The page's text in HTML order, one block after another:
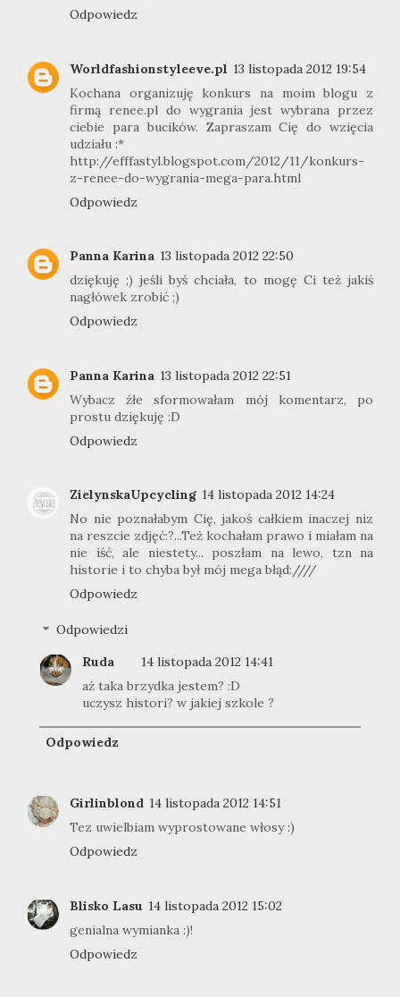
Odpowiedz
Worldfashionstyleeve.pl 13 listopada 2012 19:54
Kochana organizuję konkurs na moim blogu z
firmą renee.pl do wygrania jest wybrana przez
ciebie para bucików. Zapraszam Cię do wzięcia
udziału :*
http://efffastyl.blogspot.com/2012/11/konkurs-
z-renee-do-wygrania-mega-para.html
Odpowiedz
Panna Karina 13 listopada 2012 22:50
dziękuję ;) jeśli byś chciała, to mogę Ci też jakiś
nagłówek zrobić ;)
Odpowiedz
Panna Karina 13 listopada 2012 22:51
Wybacz źłe sformowałam mój komentarz, po
prostu dziękuję :D
Odpowiedz
ZielynskaUpcycling 14 listopada 2012 14:24
No nie poznałabym Cię, jakoś całkiem inaczej niz
na reszcie zdjęć:?...Też kochałam prawo i miałam na
nie iść, ale niestety... poszłam na lewo, tzn na
historie i to chyba był mój mega błąd:////
Odpowiedz
Odpowiedzi
Ruda
14 listopada 2012 14:41
aż taka brzydka jestem? :D
uczysz histori? w jakiej szkole ?
Odpowiedz
Girlinblond 14 listopada 2012 14:51
Tez uwielbiam wyprostowane włosy :)
Odpowiedz
Blisko Lasu 14 listopada 2012 15:02
genialna wymianka :)!
Odpowiedz